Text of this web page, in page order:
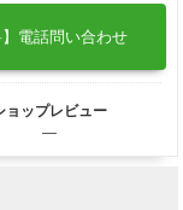
】電話問い合わせ
ョップレビュー
―